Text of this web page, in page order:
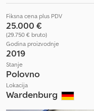
Fiksna cena plus PDV
25.000 €
(29.750 € bruto)
Godina proizvodnje
2019
Stanje
Polovno
Lokacija
Wardenburg